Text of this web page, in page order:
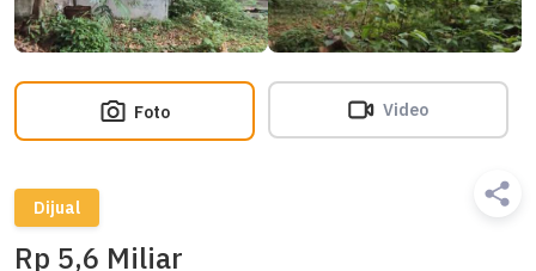
Foto Video
Dijual
Rp 5,6 Miliar